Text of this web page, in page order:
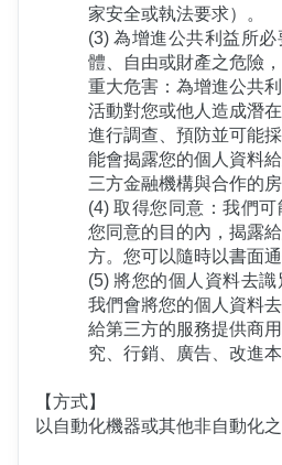
家安全或執法要求）。
(3) 為增進公共利益所
體、自由或財產之危險
重大危害：為增進公共
活動對您或他人造成潛
進行調查、預防並可能
能會揭露您的個人資料
三方金融機構與合作的房
(4) 取得您同意：我們
您同意的目的內，揭露
方。您可以隨時以書面
(5) 將您的個人資料去識
我們會將您的個人資料
給第三方的服務提供商
究、行銷、廣告、改進
【方式】
以自動化機器或其他非自動化之